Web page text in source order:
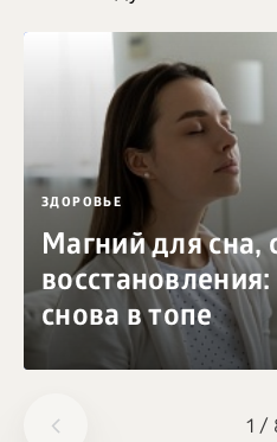
1 /
ЗДОРОВЬЕ
Магний для сна,
снова в топе